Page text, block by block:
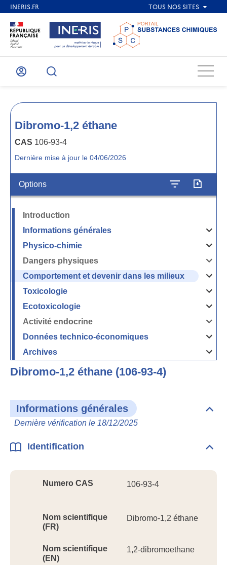
Mon
Recherche
Menu
Dibromo-1,2 éthane
CAS 106-93-4
Dernière mise à jour le 04/06/2026
Options
Introduction
Informations générales
Ouvrir
la
générales
Physico-chimie
Ouvrir
la
chimie
Dangers physiques
Ouvrir
la
Comportement et devenir dans les milieux
Ouvrir
la
et
les
milieux
Toxicologie
Ouvrir
la
Ecotoxicologie
Ouvrir
la
Activité endocrine
Ouvrir
la
endocrine
Données technico-économiques
Ouvrir
la
Données
Archives
Ouvrir
Dibromo-1,2 éthane (106-93-4)
Informations générales
Dernière vérification le 18/12/2025
Identification
Numero CAS 106-93-4
Nom scientifique
(FR)
Dibromo-1,2 éthane
Nom scientifique
(EN)
1,2-dibromoethane